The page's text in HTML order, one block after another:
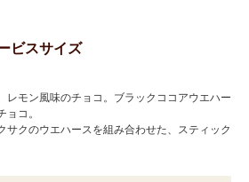
ビスサイズ
レモン風味のチョコ。ブラックココアウエハー
コ。
サクのウエハースを組み合わせた、スティック